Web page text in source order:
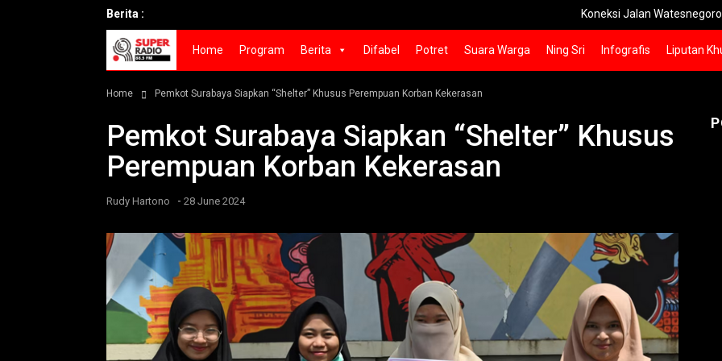
Berita : Koneksi Jalan Watesnegoro-
Home Program Berita Difabel Potret Suara Warga Ning Sri Infografis Liputan
Home Pemkot Surabaya Siapkan “Shelter” Khusus Perempuan Korban Kekerasan
Pemkot Surabaya Siapkan “Shelter” Khusus
Perempuan Korban Kekerasan
Rudy Hartono - 28 June 2024